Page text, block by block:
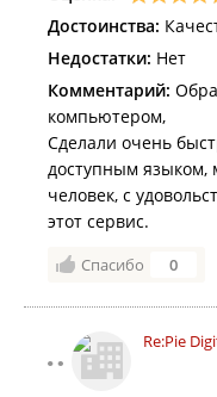
Обращаться в этот
моём случае итог
- Проверяйте
- Делают в сервисе
могут решать
- Приходится
(за два месяца
сообщили, что ноут
- Диагностика
Достоинства:
Недостатки: Нет
Комментарий:
компьютером,
Сделали очень
доступным языком,
человек, с
этот сервис.
Спасибо 0
Re:Pie